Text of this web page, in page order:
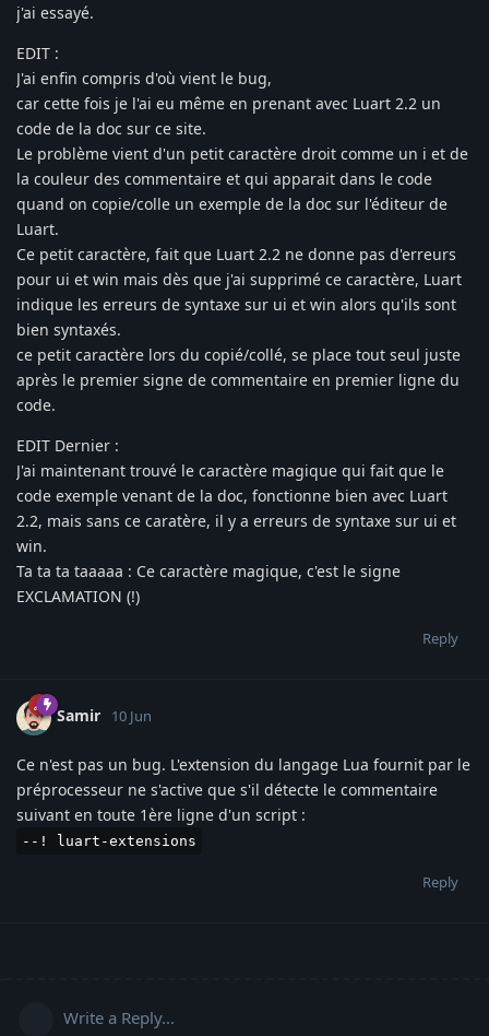
j'ai essayé.
EDIT :
J'ai enfin compris d'où vient le bug,
car cette fois je l'ai eu même en prenant avec Luart 2.2 un
code de la doc sur ce site.
Le problème vient d'un petit caractère droit comme un i et de
la couleur des commentaire et qui apparait dans le code
quand on copie/colle un exemple de la doc sur l'éditeur de
Luart.
Ce petit caractère, fait que Luart 2.2 ne donne pas d'erreurs
pour ui et win mais dès que j'ai supprimé ce caractère, Luart
indique les erreurs de syntaxe sur ui et win alors qu'ils sont
bien syntaxés.
ce petit caractère lors du copié/collé, se place tout seul juste
après le premier signe de commentaire en premier ligne du
code.
EDIT Dernier :
J'ai maintenant trouvé le caractère magique qui fait que le
code exemple venant de la doc, fonctionne bien avec Luart
2.2, mais sans ce caratère, il y a erreurs de syntaxe sur ui et
win.
Ta ta ta taaaaa : Ce caractère magique, c'est le signe
EXCLAMATION (!)
Reply
Samir 10 Jun
Ce n'est pas un bug. L'extension du langage Lua fournit par le
préprocesseur ne s'active que s'il détecte le commentaire
suivant en toute 1ère ligne d'un script :
--! luart-extensions
Reply
Write a Reply...